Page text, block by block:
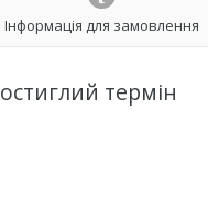
Інформація для замовлення
термін